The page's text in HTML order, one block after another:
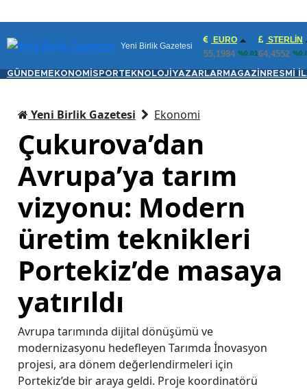
Yeni Birlik Gazetesi
EURO
55,1984 %0.01
STERLIN
64,4552
GÜNDEM EKONOMİ SPORTEKNOLOJİ YAZARLAR MAGAZİN RESMİ
Yeni Birlik Gazetesi Ekonomi
Çukurova’dan
Avrupa’ya tarım
vizyonu: Modern
üretim teknikleri
Portekiz’de masaya
yatırıldı
Avrupa tarımında dijital dönüşümü ve
modernizasyonu hedefleyen Tarımda İnovasyon
projesi, ara dönem değerlendirmeleri için
Portekiz’de bir araya geldi. Proje koordinatörü